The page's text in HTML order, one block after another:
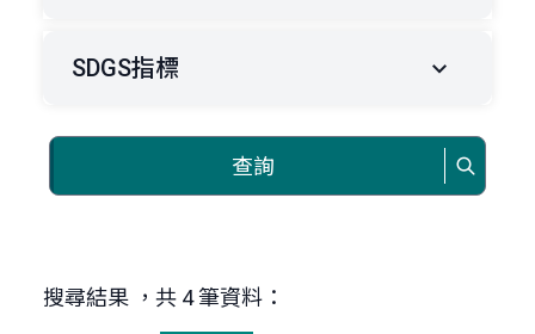
SDGS指標
查詢
搜尋結果 ，共 4 筆資料：